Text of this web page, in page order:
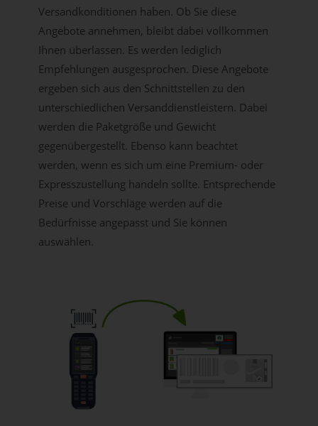
Versandkonditionen haben. Ob Sie diese
Angebote annehmen, bleibt dabei vollkommen
Ihnen überlassen. Es werden lediglich
Empfehlungen ausgesprochen. Diese Angebote
ergeben sich aus den Schnittstellen zu den
unterschiedlichen Versanddienstleistern. Dabei
werden die Paketgröße und Gewicht
gegenübergestellt. Ebenso kann beachtet
werden, wenn es sich um eine Premium- oder
Expresszustellung handeln sollte. Entsprechende
Preise und Vorschläge werden auf die
Bedürfnisse angepasst und Sie können
auswählen.